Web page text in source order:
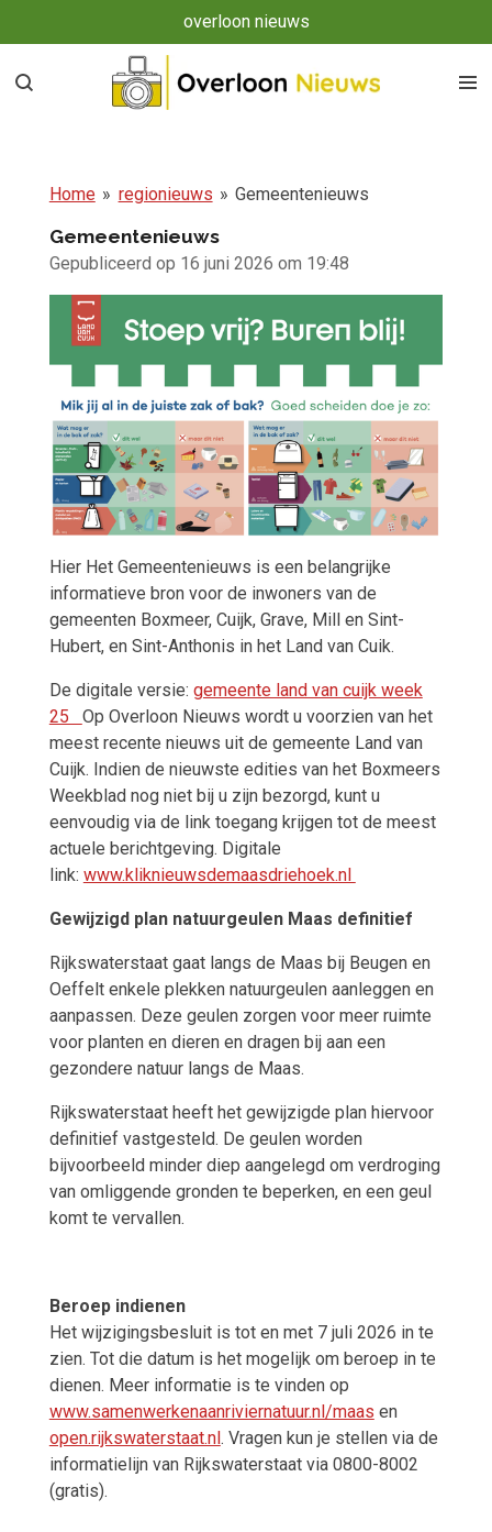
direct
naar
overloon nieuws
Home » regionieuws » Gemeentenieuws
Gemeentenieuws
Gepubliceerd op 16 juni 2026 om 19:48
Hier Het Gemeentenieuws is een belangrijke
informatieve bron voor de inwoners van de
gemeenten Boxmeer, Cuijk, Grave, Mill en Sint-
Hubert, en Sint-Anthonis in het Land van Cuik.
De digitale versie: gemeente land van cuijk week
25 Op Overloon Nieuws wordt u voorzien van het
meest recente nieuws uit de gemeente Land van
Cuijk. Indien de nieuwste edities van het Boxmeers
Weekblad nog niet bij u zijn bezorgd, kunt u
eenvoudig via de link toegang krijgen tot de meest
actuele berichtgeving. Digitale
link: www.kliknieuwsdemaasdriehoek.nl
Gewijzigd plan natuurgeulen Maas definitief
Rijkswaterstaat gaat langs de Maas bij Beugen en
Oeffelt enkele plekken natuurgeulen aanleggen en
aanpassen. Deze geulen zorgen voor meer ruimte
voor planten en dieren en dragen bij aan een
gezondere natuur langs de Maas.
Rijkswaterstaat heeft het gewijzigde plan hiervoor
definitief vastgesteld. De geulen worden
bijvoorbeeld minder diep aangelegd om verdroging
van omliggende gronden te beperken, en een geul
komt te vervallen.
Beroep indienen
Het wijzigingsbesluit is tot en met 7 juli 2026 in te
zien. Tot die datum is het mogelijk om beroep in te
dienen. Meer informatie is te vinden op
www.samenwerkenaanriviernatuur.nl/maas en
open.rijkswaterstaat.nl. Vragen kun je stellen via de
informatielijn van Rijkswaterstaat via 0800-8002
(gratis).